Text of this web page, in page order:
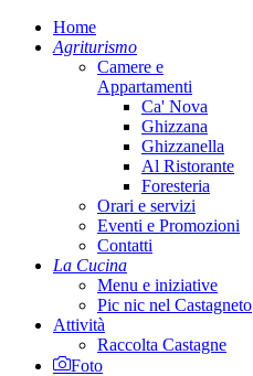
Home
Agriturismo
Camere e
Appartamenti
Ca' Nova
Ghizzana
Ghizzanella
Al Ristorante
Foresteria
Orari e servizi
Eventi e Promozioni
Contatti
La Cucina
Menu e iniziative
Pic nic nel Castagneto
Attività
Raccolta Castagne
Foto